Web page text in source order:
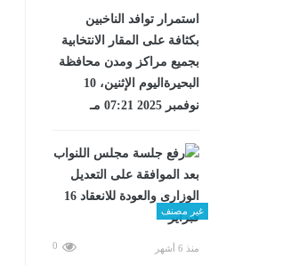
استمرار توافد الناخبين
بكثافة على المقار الانتخابية
بجميع مراكز ومدن محافظة
البحيرةاليوم الإثنين، 10
نوفمبر 2025 07:21 مـ
غير مصنف
منذ 6 أشهر 0